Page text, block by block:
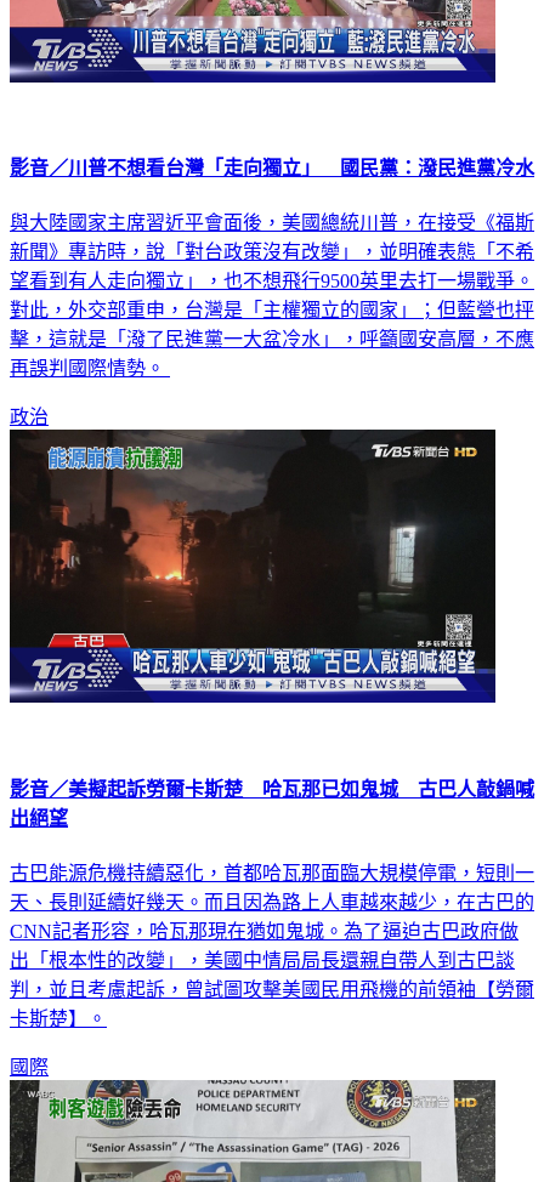
影音／川普不想看台灣「走向獨立」 國民黨：潑民進黨冷水
與大陸國家主席習近平會面後，美國總統川普，在接受《福斯
新聞》專訪時，說「對台政策沒有改變」，並明確表態「不希
望看到有人走向獨立」，也不想飛行9500英里去打一場戰爭。
對此，外交部重申，台灣是「主權獨立的國家」；但藍營也抨
擊，這就是「潑了民進黨一大盆冷水」，呼籲國安高層，不應
再誤判國際情勢。
政治
影音／美擬起訴勞爾卡斯楚 哈瓦那已如鬼城 古巴人敲鍋喊
出絕望
古巴能源危機持續惡化，首都哈瓦那面臨大規模停電，短則一
天、長則延續好幾天。而且因為路上人車越來越少，在古巴的
CNN記者形容，哈瓦那現在猶如鬼城。為了逼迫古巴政府做
出「根本性的改變」，美國中情局局長還親自帶人到古巴談
判，並且考慮起訴，曾試圖攻擊美國民用飛機的前領袖【勞爾
卡斯楚】。
國際